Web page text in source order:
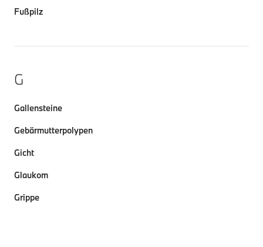
Fußpilz
G
Gallensteine
Gebärmutterpolypen
Gicht
Glaukom
Grippe